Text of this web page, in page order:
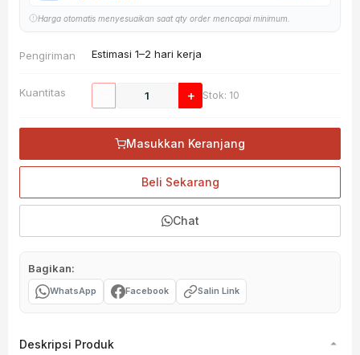
Harga otomatis menyesuaikan saat qty order mencapai minimum.
Pengiriman Estimasi 1–2 hari kerja
Kuantitas + Stok: 10
Masukkan Keranjang
Beli Sekarang
Chat
Bagikan:
WhatsApp Facebook Salin Link
Deskripsi Produk